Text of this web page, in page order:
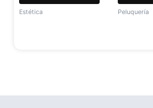
Estética Peluquería